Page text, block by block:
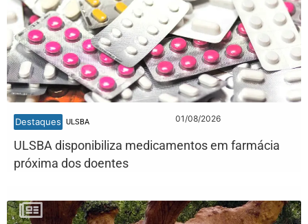
Destaques ULSBA 01/08/2026
ULSBA disponibiliza medicamentos em farmácia
próxima dos doentes